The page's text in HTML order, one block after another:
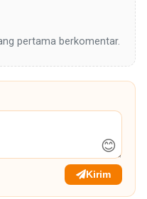
pertama berkomentar.
😊
Kirim